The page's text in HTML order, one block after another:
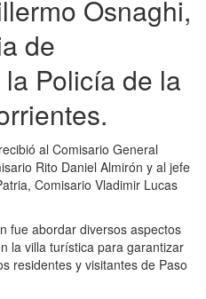
Osnaghi,
de
Policía de la
al Comisario General
Rito Daniel Almirón y al jefe
Comisario Vladimir Lucas
fue abordar diversos aspectos
la villa turística para garantizar
residentes y visitantes de Paso